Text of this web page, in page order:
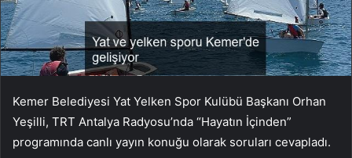
Kemer Belediyesi Yat Yelken Spor Kulübü Başkanı Orhan
Yeşilli, TRT Antalya Radyosu’nda “Hayatın İçinden”
programında canlı yayın konuğu olarak soruları cevapladı.